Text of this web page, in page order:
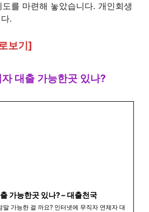
를 마련해 놓았습니다. 개인회생
.
보기]
대출 가능한곳 있나?
가능한곳 있나? – 대출천국
말 가능한 걸 까요? 인터넷에 무직자 연체자 대